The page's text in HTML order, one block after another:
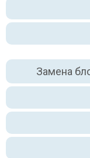
Замена